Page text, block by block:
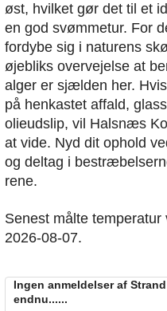
øst, hvilket gør det til et
en god svømmetur. For
fordybe sig i naturens
øjebliks overvejelse at
alger er sjælden her.
på henkastet affald,
olieudslip, vil Halsnæs
at vide. Nyd dit ophold
og deltag i
rene.
Senest målte temperatur
2026-08-07.
Ingen anmeldelser af
endnu......